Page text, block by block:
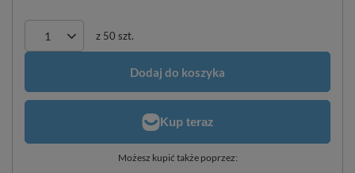
z 50 szt.
Dodaj do koszyka
Możesz kupić także poprzez: